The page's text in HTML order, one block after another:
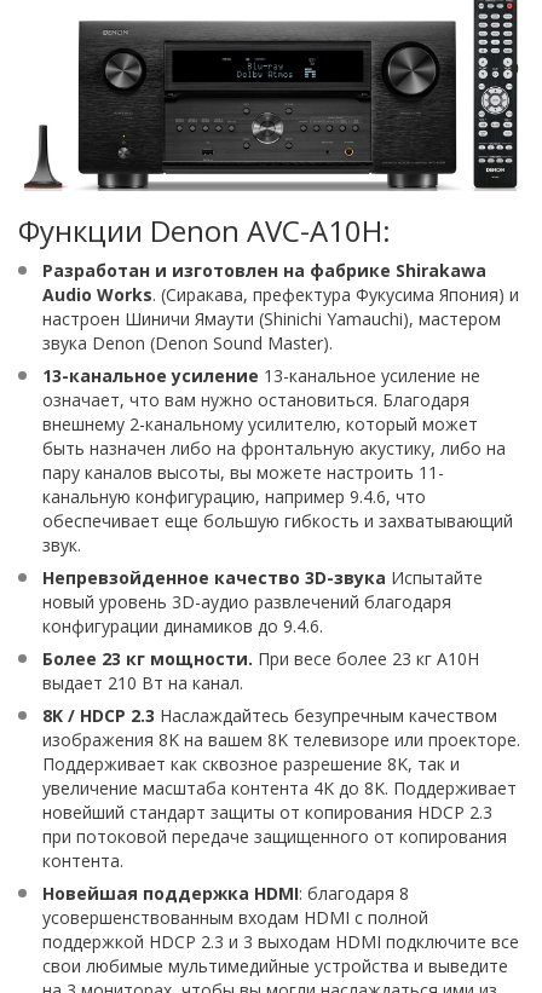
Функции Denon AVC-A10H:
Разработан и изготовлен на фабрике Shirakawa
Audio Works. (Сиракава, префектура Фукусима Япония) и
настроен Шиничи Ямаути (Shinichi Yamauchi), мастером
звука Denon (Denon Sound Master).
13-канальное усиление 13-канальное усиление не
означает, что вам нужно остановиться. Благодаря
внешнему 2-канальному усилителю, который может
быть назначен либо на фронтальную акустику, либо на
пару каналов высоты, вы можете настроить 11-
канальную конфигурацию, например 9.4.6, что
обеспечивает еще большую гибкость и захватывающий
звук.
Непревзойденное качество 3D-звука Испытайте
новый уровень 3D-аудио развлечений благодаря
конфигурации динамиков до 9.4.6.
Более 23 кг мощности. При весе более 23 кг A10H
выдает 210 Вт на канал.
8K / HDCP 2.3 Наслаждайтесь безупречным качеством
изображения 8K на вашем 8K телевизоре или проекторе.
Поддерживает как сквозное разрешение 8K, так и
увеличение масштаба контента 4K до 8K. Поддерживает
новейший стандарт защиты от копирования HDCP 2.3
при потоковой передаче защищенного от копирования
контента.
Новейшая поддержка HDMI: благодаря 8
усовершенствованным входам HDMI с полной
поддержкой HDCP 2.3 и 3 выходам HDMI подключите все
свои любимые мультимедийные устройства и выведите